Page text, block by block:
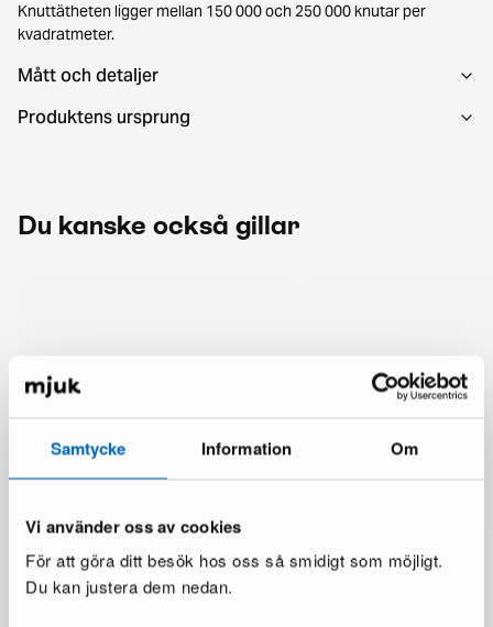
Samtycke Information Om
Vi använder oss av cookies
För att göra ditt besök hos oss så smidigt som möjligt.
Du kan justera dem nedan.
Knuttätheten ligger mellan 150 000 och 250 000 knutar per
kvadratmeter.
Mått och detaljer
Produktens ursprung
Du kanske också gillar